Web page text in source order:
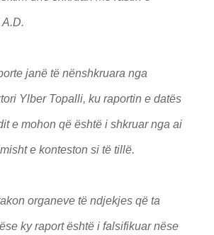
janë të nënshkruara nga
Ylber Topalli, ku raportin e datës
e mohon që është i shkruar nga ai
e konteston si të tillë.
organeve të ndjekjes që ta
ky raport është i falsifikuar nëse